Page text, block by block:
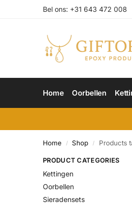
Bel ons: +31 643 472 008
Home Oorbellen
Home / Shop / Products
PRODUCT CATEGORIES
Kettingen
Oorbellen
Sieradensets